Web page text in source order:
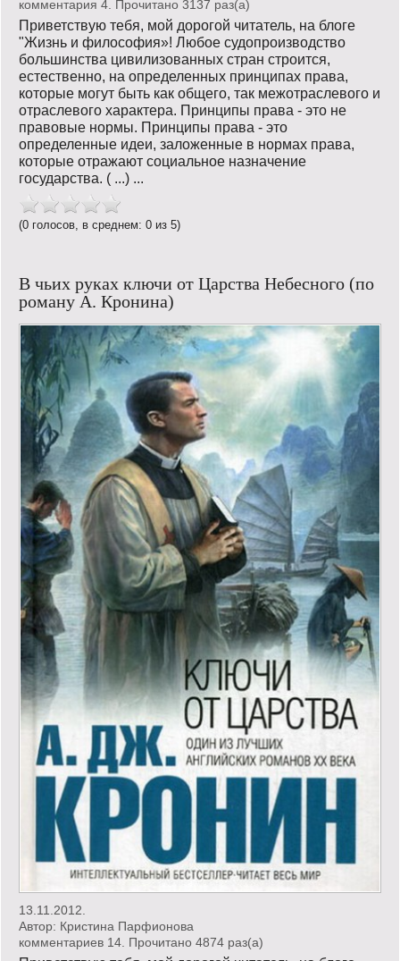
комментария 4. Прочитано 3137 раз(a)
Приветствую тебя, мой дорогой читатель, на блоге
"Жизнь и философия»! Любое судопроизводство
большинства цивилизованных стран строится,
естественно, на определенных принципах права,
которые могут быть как общего, так межотраслевого и
отраслевого характера. Принципы права - это не
правовые нормы. Принципы права - это
определенные идеи, заложенные в нормах права,
которые отражают социальное назначение
государства. ( ...) ...
(0 голосов, в среднем: 0 из 5)
В чьих руках ключи от Царства Небесного (по
роману А. Кронина)
13.11.2012.
Автор: Кристина Парфионова
комментариев 14. Прочитано 4874 раз(a)